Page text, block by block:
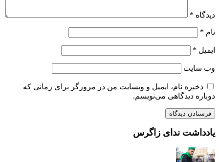
دیدگاه *
نام *
ایمیل *
وب‌ سایت
ذخیره نام، ایمیل و وبسایت من در مرورگر برای زمانی که
دوباره دیدگاهی می‌نویسم.
یادداشت ندای زاگرس